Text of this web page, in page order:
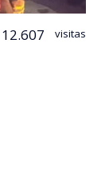
12.607 visitas